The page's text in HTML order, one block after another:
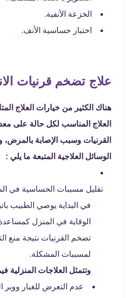
الخزعة الأنفية.
اختبار حساسية الأنف.
علاج تضخم قرنيات
هناك الكثير من خيارات العلاج
العلاج المناسب لكل حالة على
القرنيات وسبب الإصابة بالمرض،
الوسائل العلاجية المتبعة ما يلي :
تقليل مسببات الحساسية في
في البداية يوصي الطبيب
الوقاية في المنزل
تضخم القرنيات نتيجة منع
لمسببات المشكلة.
وتتمثل العلاجات المنزلية
عدم التعرض للغبار ووبر